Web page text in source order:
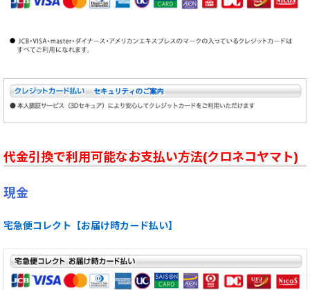
代金引換で利用可能なお支払い方法(クロネコヤマト)
現金
宅急便コレクト【お届け時カード払い】